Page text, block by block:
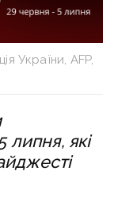
України, AFP,
липня, які